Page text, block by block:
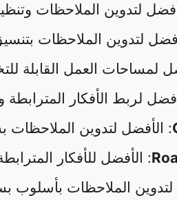
لتدوين الملاحظات
لتدوين الملاحظات
لمساحات العمل القابلة
لربط الأفكار المترابطة
: الأفضل لتدوين
: الأفضل للأفكار
لتدوين الملاحظات